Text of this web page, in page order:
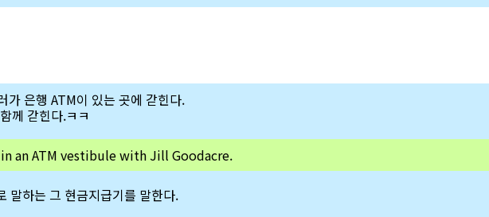
가 은행 ATM이 있는 곳에 갇힌다.
께 갇힌다.ㅋㅋ
an ATM vestibule with Jill Goodacre.
말하는 그 현금지급기를 말한다.